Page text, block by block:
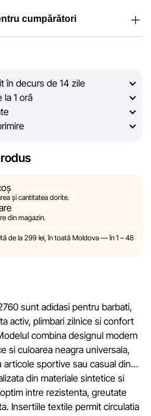
cumpărători
fiecare zi depunem eforturi
mai complete, obiective și
să vă oferim informații corecte și
puteți lua cea mai bună decizie
constant, Sportlandia
posibile erori tehnice sau
nu ne asumăm
și actualitatea
externe, către care pot exista
de a modifica, în mod
și au un caracter pur
despre produse sunt oferite
și condițiile de acordare a
în rate și creditării pot fi
Sportlandia în mod unilateral și
în decurs de 14 zile
la 1 oră
și cantitatea dorite.
din magazin.
de la 299 lei, în toată Moldova — în 1 – 48
sunt adidasi pentru barbati,
activ, plimbari zilnice si confort
combina designul modern
si culoarea neagra universala,
sportive sau casual din
din materiale sintetice si
intre rezistenta, greutate
Insertiile textile permit circulatia